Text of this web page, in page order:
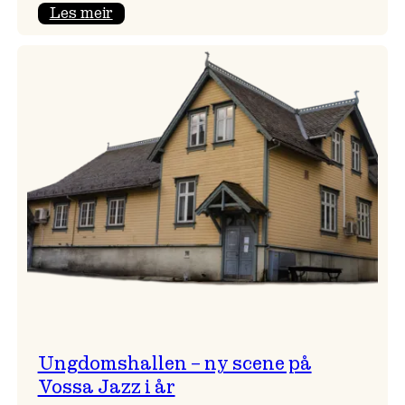
Les meir:
opningskonsert!
Ungdomshallen – ny scene på
Vossa Jazz i år